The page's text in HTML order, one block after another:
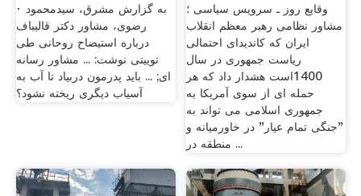
· به گزارش مشرق، سیدمحمود
رضوی، مشاور دکتر قالیباف
درباره استیضاح روحانی طی
توییتی نوشت: ... مشاور رسانه
ای; ... باید پدرمون دربیاد تا آب به
آسیاب دیگری ریخته نشود؟
وقایع روز ـ سرویس سیاسی ؛
مشاور نظامی رهبر معظم انقلاب
ایران که کاندیدای احتمالی
ریاست جمهوری در سال
1400است هشدار داد که هر
حمله ای از سوی آمریکا به
جمهوری اسلامی می تواند به
"جنگی تمام عیار" در خاورمیانه و
منطقه در ...